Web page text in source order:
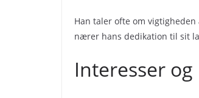
Han taler ofte om
nærer hans dedikation til sit
Interesser